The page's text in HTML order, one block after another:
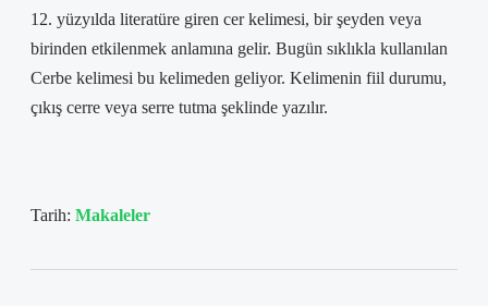
12. yüzyılda literatüre giren cer kelimesi, bir şeyden veya
birinden etkilenmek anlamına gelir. Bugün sıklıkla kullanılan
Cerbe kelimesi bu kelimeden geliyor. Kelimenin fiil durumu,
çıkış cerre veya serre tutma şeklinde yazılır.
Tarih: Makaleler